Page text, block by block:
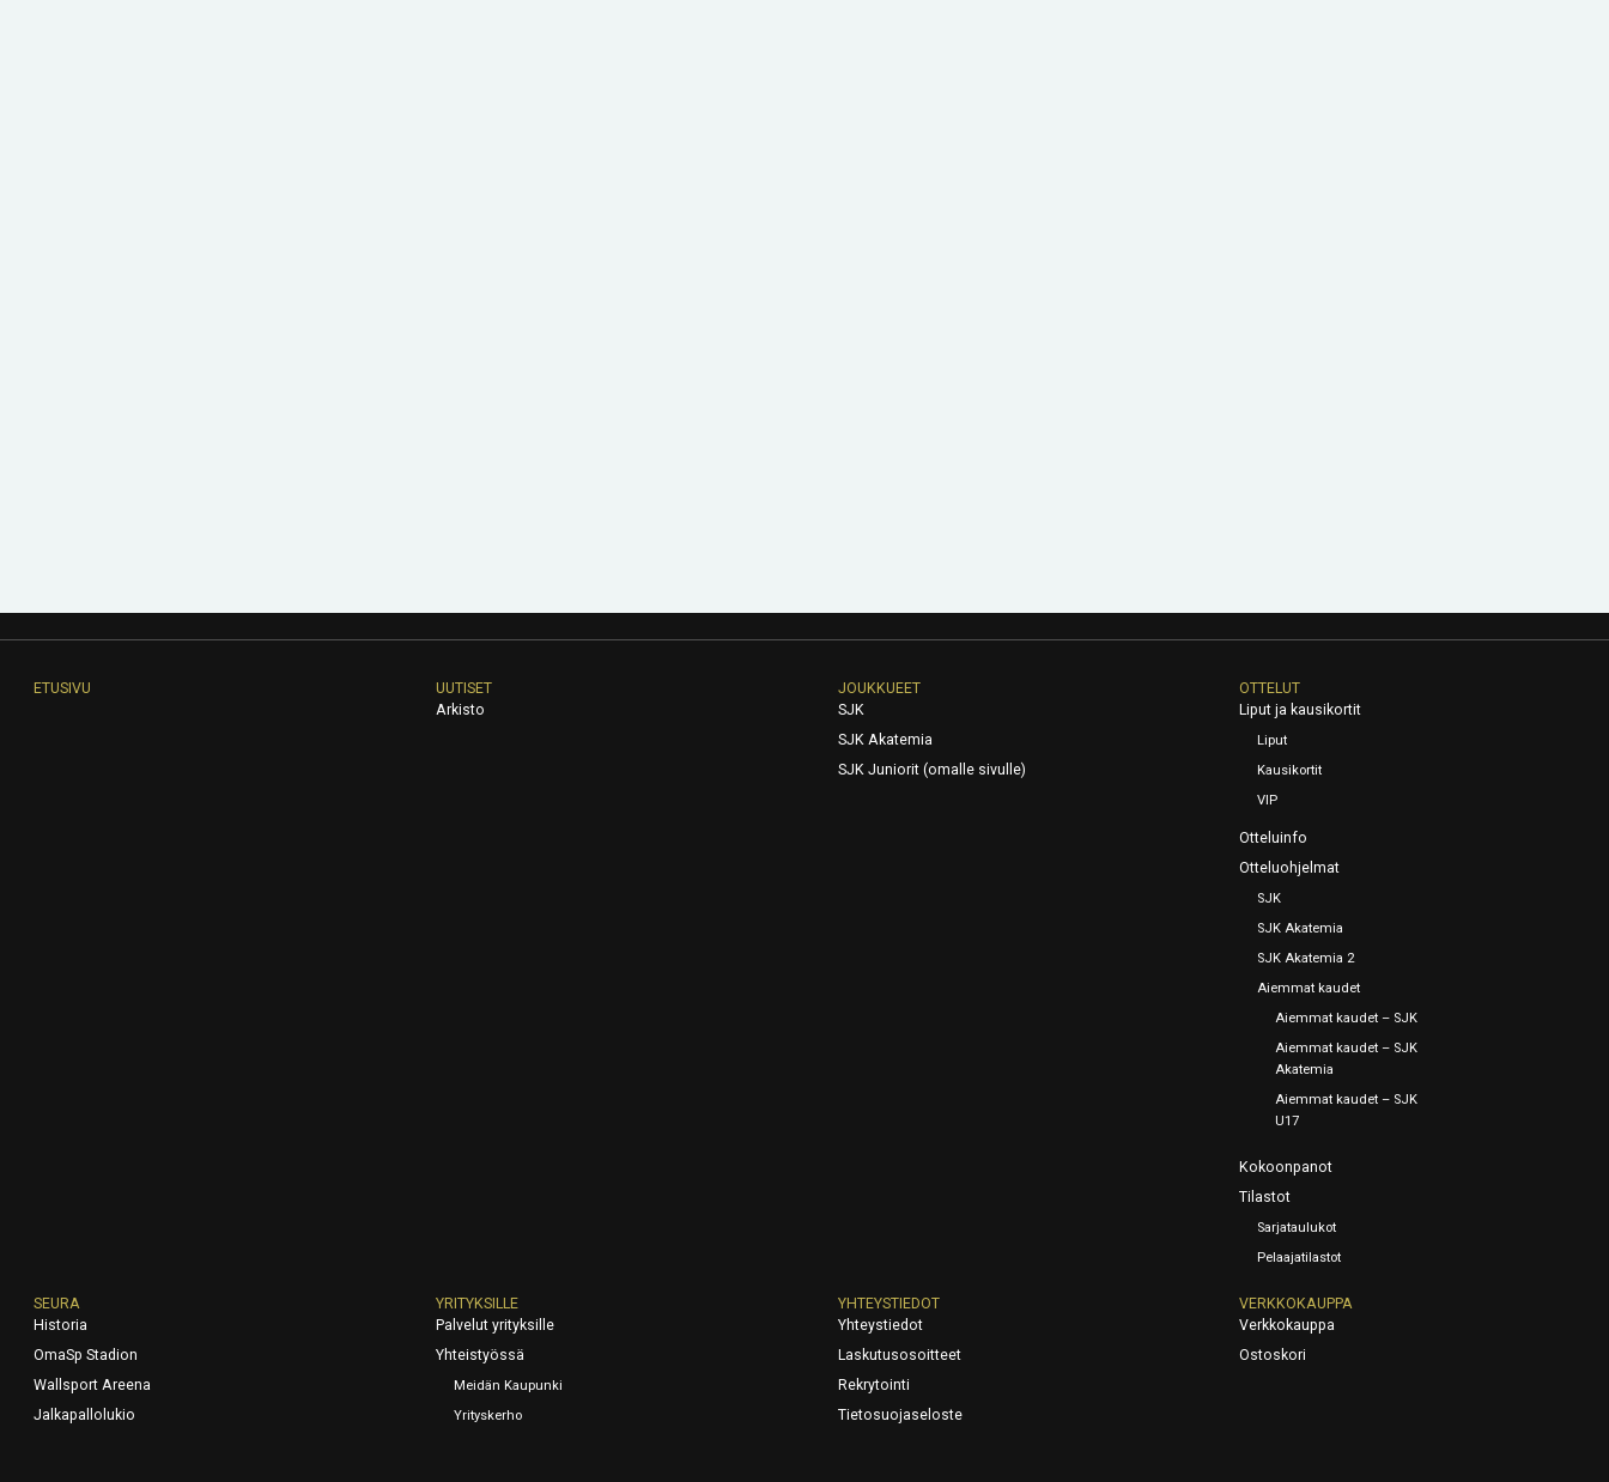
ETUSIVU
UUTISET
Arkisto
JOUKKUEET
SJK
SJK Akatemia
SJK Juniorit (omalle sivulle)
OTTELUT
Liput ja kausikortit
Liput
Kausikortit
VIP
Otteluinfo
Otteluohjelmat
SJK
SJK Akatemia
SJK Akatemia 2
Aiemmat kaudet
Aiemmat kaudet – SJK
Aiemmat kaudet – SJK
Akatemia
Aiemmat kaudet – SJK
U17
Kokoonpanot
Tilastot
Sarjataulukot
Pelaajatilastot
SEURA
Historia
OmaSp Stadion
Wallsport Areena
Jalkapallolukio
YRITYKSILLE
Palvelut yrityksille
Yhteistyössä
Meidän Kaupunki
Yrityskerho
YHTEYSTIEDOT
Yhteystiedot
Laskutusosoitteet
Rekrytointi
Tietosuojaseloste
VERKKOKAUPPA
Verkkokauppa
Ostoskori